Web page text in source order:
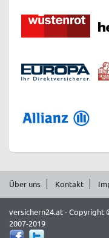
Über uns Kontakt
versichern24.at - Copyright
2007-2019